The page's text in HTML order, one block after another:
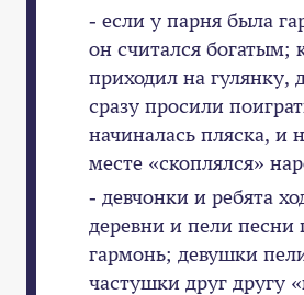
- если у парня была
он считался богатым;
приходил на гулянку,
сразу просили
начиналась пляска, и
месте «скоплялся»
- девчонки и ребята
деревни и пели песни
гармонь; девушки
частушки друг другу